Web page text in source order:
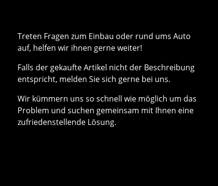
Treten Fragen zum Einbau oder rund ums Auto
auf, helfen wir ihnen gerne weiter!
Falls der gekaufte Artikel nicht der Beschreibung
entspricht, melden Sie sich gerne bei uns.
Wir kümmern uns so schnell wie möglich um das
Problem und suchen gemeinsam mit Ihnen eine
zufriedenstellende Lösung.